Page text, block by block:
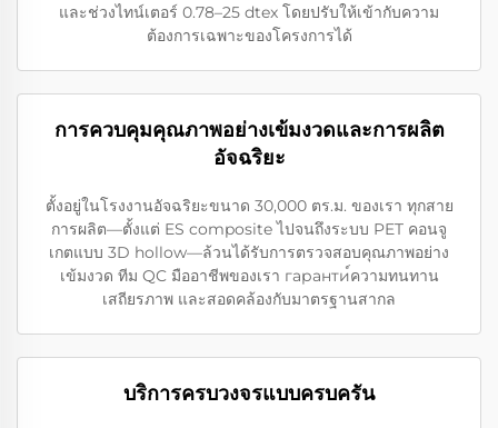
และช่วงไทน์เตอร์ 0.78–25 dtex โดยปรับให้เข้ากับความ
ต้องการเฉพาะของโครงการได้
การควบคุมคุณภาพอย่างเข้มงวดและการผลิต
อัจฉริยะ
ตั้งอยู่ในโรงงานอัจฉริยะขนาด 30,000 ตร.ม. ของเรา ทุกสาย
การผลิต—ตั้งแต่ ES composite ไปจนถึงระบบ PET คอนจู
เกตแบบ 3D hollow—ล้วนได้รับการตรวจสอบคุณภาพอย่าง
เข้มงวด ทีม QC มืออาชีพของเรา гаранти์ความทนทาน
เสถียรภาพ และสอดคล้องกับมาตรฐานสากล
บริการครบวงจรแบบครบครัน